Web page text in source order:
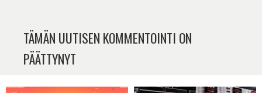
TÄMÄN UUTISEN KOMMENTOINTI ON
PÄÄTTYNYT